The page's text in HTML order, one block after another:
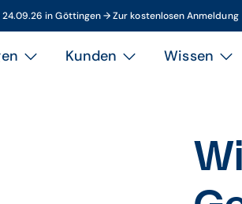
24.09.26 in Göttingen → Zur kostenlosen Anmeldung
Kunden Wissen